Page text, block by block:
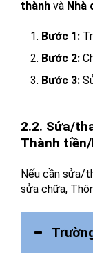
thành và Nhà
Bước 1:
Bước 2:
Bước 3:
2.2. Sửa/
Thành
Nếu cần sửa/
sửa chữa,